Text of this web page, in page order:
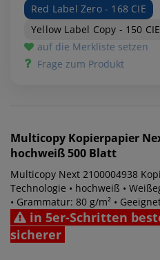
Red Label Zero - 168 CIE
Yellow Label Copy - 150 CIE
auf die Merkliste setzen
Frage zum Produkt
Multicopy Kopierpapier
hochweiß 500 Blatt
Multicopy Next 2100004938
Technologie • hochweiß •
• Grammatur: 80 g/m² •
in 5er-Schritten
sicherer